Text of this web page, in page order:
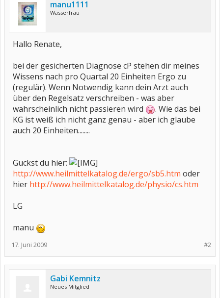
manu1111
Wasserfrau
Hallo Renate,
bei der gesicherten Diagnose cP stehen dir meines
Wissens nach pro Quartal 20 Einheiten Ergo zu
(regulär). Wenn Notwendig kann dein Arzt auch
über den Regelsatz verschreiben - was aber
wahrscheinlich nicht passieren wird
. Wie das bei
KG ist weiß ich nicht ganz genau - aber ich glaube
auch 20 Einheiten........
Guckst du hier:
http://www.heilmittelkatalog.de/ergo/sb5.htm oder
hier http://www.heilmittelkatalog.de/physio/cs.htm
LG
manu
#2
17. Juni 2009
Gabi Kemnitz
Neues Mitglied